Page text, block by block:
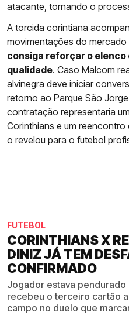
atacante, tornando o
A torcida corintiana
movimentações do mercado
consiga reforçar o elenco
qualidade. Caso Malcom
alvinegra deve iniciar
retorno ao Parque São
contratação representaria
Corinthians e um
o revelou para o futebol
FUTEBOL
CORINTHIANS X
DINIZ JÁ TEM
CONFIRMADO
Jogador estava
recebeu o terceiro cartão
campo no duelo que